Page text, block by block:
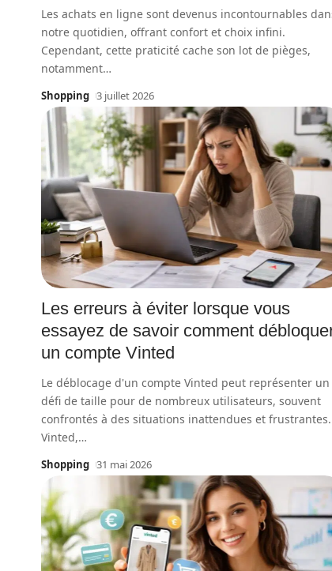
Les achats en ligne sont devenus incontournables
notre quotidien, offrant confort et choix infini.
Cependant, cette praticité cache son lot de pièges,
notamment…
Shopping 3 juillet 2026
Les erreurs à éviter lorsque vous
essayez de savoir comment
un compte Vinted
Le déblocage d'un compte Vinted peut représenter un
défi de taille pour de nombreux utilisateurs, souvent
confrontés à des situations inattendues et frustrantes.
Vinted,…
Shopping 31 mai 2026